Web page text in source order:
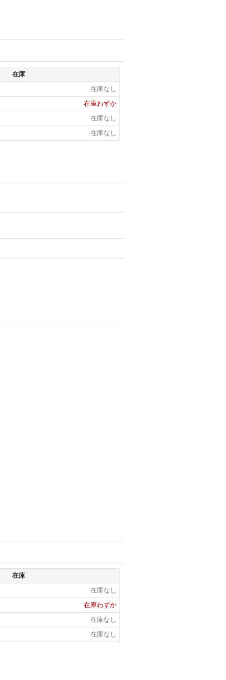
在庫
在庫なし
在庫わずか
在庫なし
在庫なし
在庫
在庫なし
在庫わずか
在庫なし
在庫なし